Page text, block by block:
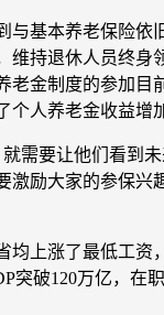
基本养老保险
持退休人员终
金制度的参加
人养老金收益增
需要让他们看到
励大家的参保
上涨了最低工
突破120万亿，